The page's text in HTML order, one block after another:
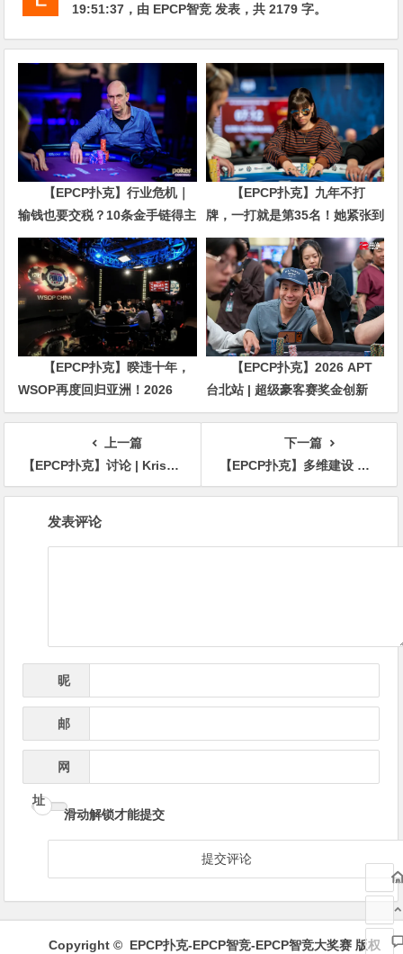
19:51:37 ，由 EPCP智竞 发表，共 2179 字。
【EPCP扑克】行业危机｜
输钱也要交税？10条金手链得主
直言“扛不住”，主动砍掉四分之
三比赛
【EPCP扑克】九年不打
牌，一打就是第35名！她紧张到
脚悬空，但全世界以为她很淡定
【EPCP扑克】暌违十年，
WSOP再度回归亚洲！2026
APL济州站6月19-28日盛大登
【EPCP扑克】2026 APT
台北站 | 超级豪客赛奖金创新
高，美国选手Ethan
“Rampage” Yau领跑全场！
上一篇
【EPCP扑克】讨论 | Kristen Foxen Bicknell的弃牌让人大吃一惊
下一篇
【EPCP扑克】多维建设 激发全省扑克运动发展新动能
发表评论
昵
邮
网
址
滑动解锁才能提交
Copyright © EPCP扑克-EPCP智竞-EPCP智竞大奖赛版权